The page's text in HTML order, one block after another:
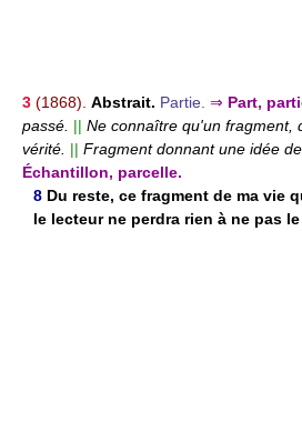
3 (1868). Abstrait. Partie. ⇒ Part,
passé. || Ne connaître qu'un fragment,
vérité. || Fragment donnant une idée
Échantillon, parcelle.
8 Du reste, ce fragment de ma vie
le lecteur ne perdra rien à ne pas